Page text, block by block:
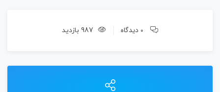
0 دیدگاه 987 بازدید